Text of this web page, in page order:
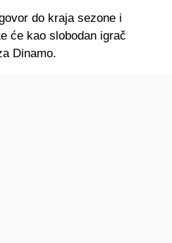
do kraja sezone i
će kao slobodan igrač
Dinamo.